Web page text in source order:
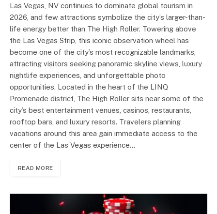
Las Vegas, NV continues to dominate global tourism in
2026, and few attractions symbolize the city’s larger-than-
life energy better than The High Roller. Towering above
the Las Vegas Strip, this iconic observation wheel has
become one of the city’s most recognizable landmarks,
attracting visitors seeking panoramic skyline views, luxury
nightlife experiences, and unforgettable photo
opportunities. Located in the heart of the LINQ
Promenade district, The High Roller sits near some of the
city’s best entertainment venues, casinos, restaurants,
rooftop bars, and luxury resorts. Travelers planning
vacations around this area gain immediate access to the
center of the Las Vegas experience…
READ MORE